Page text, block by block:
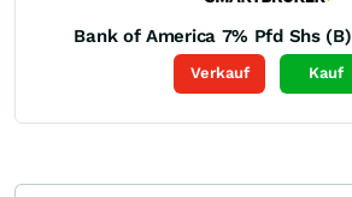
Bank of America 7% Pfd Shs (B)
Verkauf Kauf